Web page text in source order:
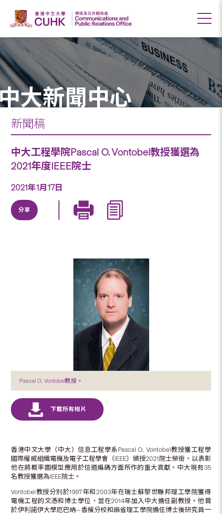
大新聞中心
新聞稿
中大工程學院Pascal O. Vontobel教授獲選為
2021年度IEEE院士
2021年1月17日
分享
Pascal O. Vontobel教授。
香港中文大學（中大）信息工程學系Pascal O. Vontobel教授獲工程學
國際權威組織電機及電子工程學會（IEEE）頒授2021院士榮銜，以表彰
他在將概率圖模型應用於信道編碼方面所作的重大貢獻。中大現有35
名教授獲選為IEEE院士。
Vontobel教授分別於1997年和2003年在瑞士蘇黎世聯邦理工學院獲得
電機工程的文憑和博士學位，並在2014年加入中大擔任副教授。他曾
於伊利諾伊大學厄巴納—香檳分校和麻省理工學院擔任博士後研究員一